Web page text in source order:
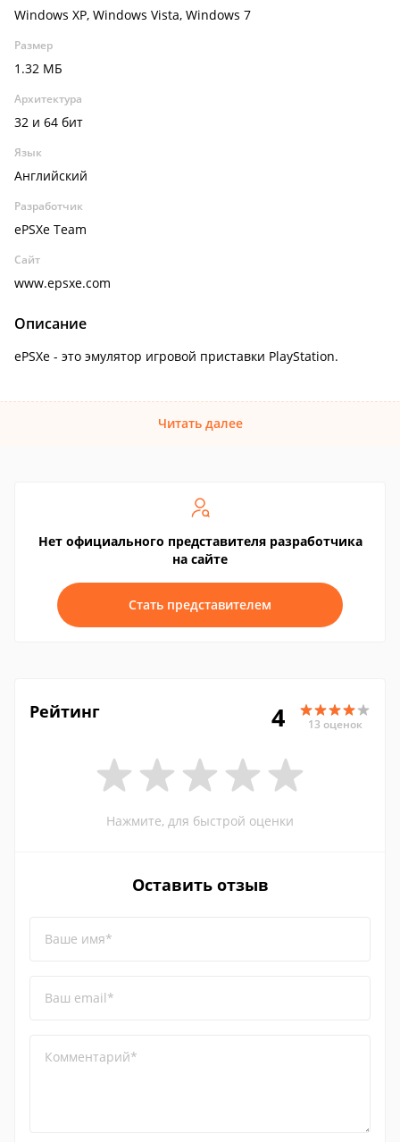
Windows XP, Windows Vista, Windows 7
Размер
1.32 МБ
Архитектура
32 и 64 бит
Язык
Английский
Разработчик
ePSXe Team
Сайт
www.epsxe.com
Описание
ePSXe - это эмулятор игровой приставки PlayStation.
Читать далее
Нет официального представителя разработчика
на сайте
Стать представителем
Рейтинг 4 13 оценок
Нажмите, для быстрой оценки
Оставить отзыв
Ваше имя*
Ваш email*
Комментарий*